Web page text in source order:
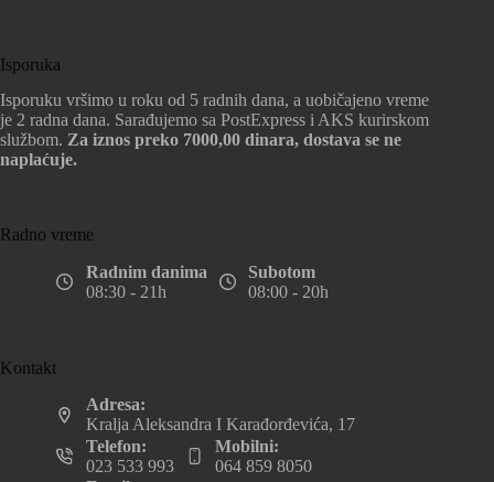
Isporuka
Isporuku vršimo u roku od 5 radnih dana, a uobičajeno vreme
je 2 radna dana. Sarađujemo sa PostExpress i AKS kurirskom
službom. Za iznos preko 7000,00 dinara, dostava se ne
naplaćuje.
Radno vreme
Radnim danima
08:30 - 21h
Subotom
08:00 - 20h
Kontakt
Adresa:
Kralja Aleksandra I Karađorđevića, 17
Telefon:
023 533 993
Mobilni:
064 859 8050